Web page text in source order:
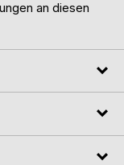
an diesen